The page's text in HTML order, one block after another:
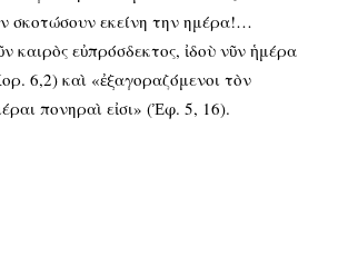
σκοτώσουν εκείνη την ημέρα!…
καιρὸς εὐπρόσδεκτος, ἰδοὺ νῦν ἡμέρα
6,2) καὶ «ἐξαγοραζόμενοι τὸν
πονηραὶ εἰσι» (Ἐφ. 5, 16).